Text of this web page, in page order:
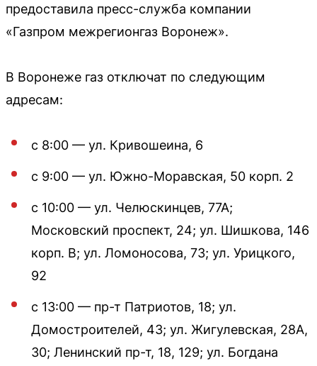
предоставила пресс-служба компании
«Газпром межрегионгаз Воронеж».
В Воронеже газ отключат по следующим
адресам:
с 8:00 — ул. Кривошеина, 6
с 9:00 — ул. Южно-Моравская, 50 корп. 2
с 10:00 — ул. Челюскинцев, 77А;
Московский проспект, 24; ул. Шишкова, 146
корп. В; ул. Ломоносова, 73; ул. Урицкого,
92
с 13:00 — пр-т Патриотов, 18; ул.
Домостроителей, 43; ул. Жигулевская, 28А,
30; Ленинский пр-т, 18, 129; ул. Богдана